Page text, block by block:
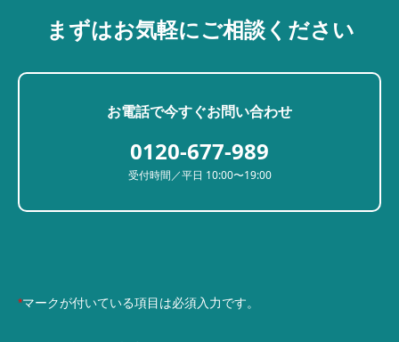
まずはお気軽にご相談ください
お電話で今すぐお問い合わせ
0120-677-989
受付時間／平日 10:00〜19:00